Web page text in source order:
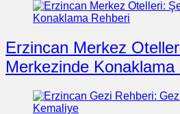
Erzincan Merkez
Merkezinde Konaklama